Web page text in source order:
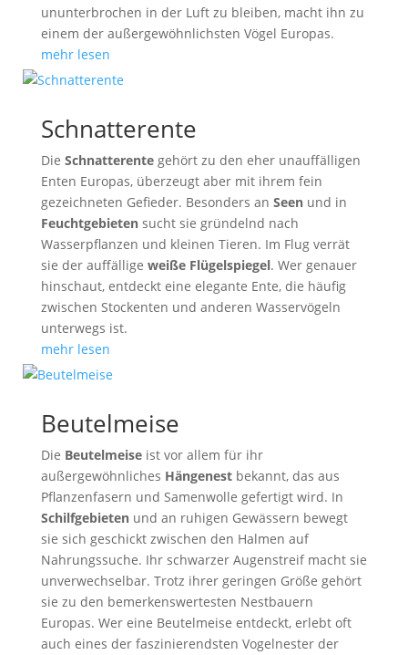
ununterbrochen in der Luft zu bleiben, macht ihn zu
einem der außergewöhnlichsten Vögel Europas.
mehr lesen
Schnatterente
Die Schnatterentegehört zu den eher unauffälligen
Enten Europas, überzeugt aber mit ihrem fein
gezeichneten Gefieder. Besonders an Seenund in
Feuchtgebietensucht sie gründelnd nach
Wasserpflanzen und kleinen Tieren. Im Flug verrät
sie der auffällige weiße Flügelspiegel. Wer genauer
hinschaut, entdeckt eine elegante Ente, die häufig
zwischen Stockenten und anderen Wasservögeln
unterwegs ist.
mehr lesen
Beutelmeise
Die Beutelmeiseist vor allem für ihr
außergewöhnliches Hängenestbekannt, das aus
Pflanzenfasern und Samenwolle gefertigt wird. In
Schilfgebietenund an ruhigen Gewässern bewegt
sie sich geschickt zwischen den Halmen auf
Nahrungssuche. Ihr schwarzer Augenstreif macht sie
unverwechselbar. Trotz ihrer geringen Größe gehört
sie zu den bemerkenswertesten Nestbauern
Europas. Wer eine Beutelmeise entdeckt, erlebt oft
auch eines der faszinierendsten Vogelnester der